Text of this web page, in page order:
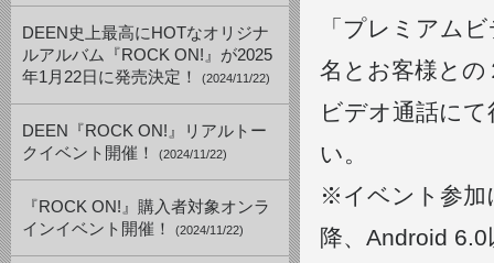
DEEN史上最高にHOTなオリジナ
ルアルバム『ROCK ON!』が2025
年1月22日に発売決定！
(2024/11/22)
DEEN『ROCK ON!』リアルトー
クイベント開催！
(2024/11/22)
『ROCK ON!』購入者対象オンラ
インイベント開催！
(2024/11/22)
「プレミアム
名とお客様と
ビデオ通話に
い。
※イベント参加
降、Android